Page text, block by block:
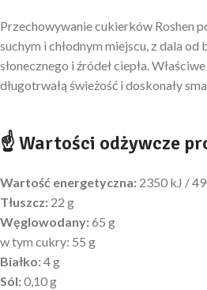
Przechowywanie cukierków Roshen
suchym i chłodnym miejscu, z dala od
słonecznego i źródeł ciepła.
długotrwałą świeżość i doskonały
☝ Wartości odżywcze
Wartość energetyczna: 2350 kJ /
Tłuszcz: 22 g
Węglowodany:65 g
w tym cukry: 55 g
Białko:4 g
Sól:0,10 g